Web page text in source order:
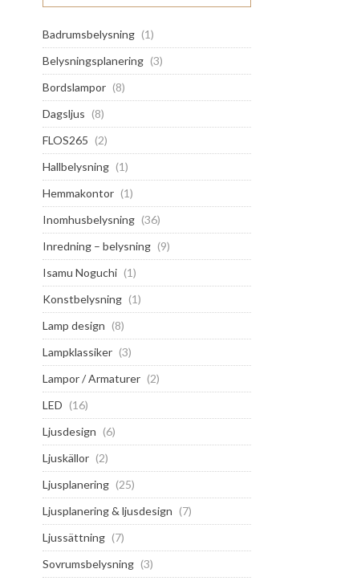
Badrumsbelysning (1)
Belysningsplanering (3)
Bordslampor (8)
Dagsljus (8)
FLOS265 (2)
Hallbelysning (1)
Hemmakontor (1)
Inomhusbelysning (36)
Inredning – belysning (9)
Isamu Noguchi (1)
Konstbelysning (1)
Lamp design (8)
Lampklassiker (3)
Lampor / Armaturer (2)
LED (16)
Ljusdesign (6)
Ljuskällor (2)
Ljusplanering (25)
Ljusplanering & ljusdesign (7)
Ljussättning (7)
Sovrumsbelysning (3)